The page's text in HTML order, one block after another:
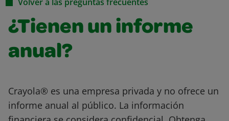
¿Tienen un informe
anual?
Crayola® es una empresa privada y no ofrece un
informe anual al público. La información